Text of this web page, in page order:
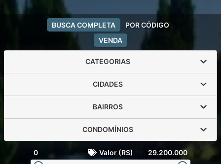
VENDA
BUSCA COMPLETA POR CÓDIGO
CATEGORIAS
CIDADES
BAIRROS
CONDOMÍNIOS
0 Valor (R$) 29.200.000